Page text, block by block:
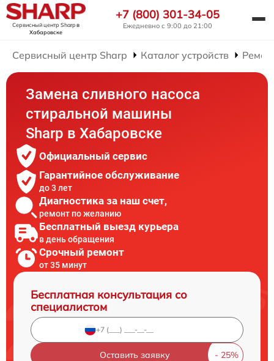
Сервисный центр Sharpв
Хабаровске
+7 (800) 301-34-05
Ежедневно с 9:00 до 21:00
Сервисный центр Sharp Каталог устройств
Замена сливного насоса
стиральной машины
Sharp в Хабаровске
Официальный сервис
Гарантийное обслуживание
до 3 лет
Диагностика за наш счет,
ремонт по желанию
Бесплатный выезд курьера
в день обращения
Срочный ремонт
от 35 минут
Бесплатная консультация со
специалистом
Оставить заявку